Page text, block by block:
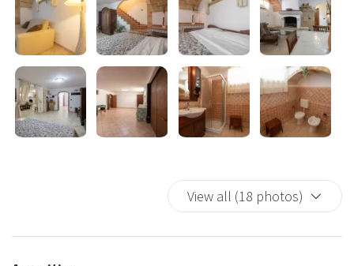
accesso autonomo dall'esterno, garantendo la massima privacy e
libertà.
L'ambiente non è condizionato, ma la sua posizione seminterrata
contribuisce a mantenere una temperatura piacevole anche
durante i mesi più caldi. Gli ospiti avranno la possibilità di
parcheggiare comodamente sia all'esterno che all'interno delle
mura dell'immobile. Si mette a disposizione l'uso della lavatrice
View all (18 photos)